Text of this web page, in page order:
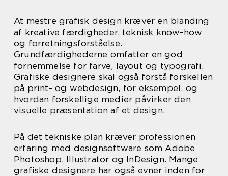
At mestre grafisk design kræver en blanding
af kreative færdigheder, teknisk know-how
og forretningsforståelse.
Grundfærdighederne omfatter en god
fornemmelse for farve, layout og typografi.
Grafiske designere skal også forstå forskellen
på print- og webdesign, for eksempel, og
hvordan forskellige medier påvirker den
visuelle præsentation af et design.
På det tekniske plan kræver professionen
erfaring med designsoftware som Adobe
Photoshop, Illustrator og InDesign. Mange
grafiske designere har også evner inden for